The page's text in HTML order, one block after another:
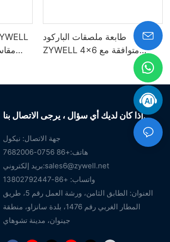
طابعة ملصقات الباركود
ZYWELL 4x6 متوافقة مع
إذا كان لديك أي سؤال ، يرجى الاتصال بنا.
جهة الاتصال: نيكول
هاتف:+86 0756-7682006
بريد إلكتروني:sales6@zywell.net
واتساب: +86-13802792447
العنوان: الطابق الثامن، ورشة العمل رقم 5، طريق
المطار الغربي رقم 1476، بلدة سانزاو، منطقة
جينوان، مدينة تشوهاي